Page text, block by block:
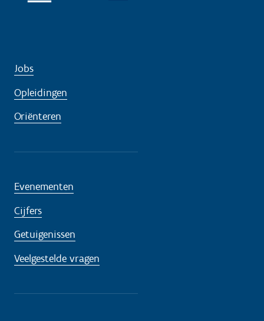
Jobs
Opleidingen
Oriënteren
Evenementen
Cijfers
Getuigenissen
Veelgestelde vragen